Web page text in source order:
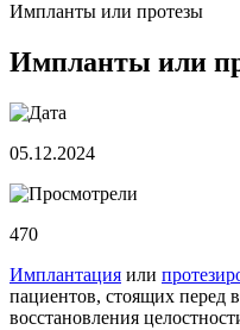
Импланты или протезы
Импланты или
05.12.2024
470
Имплантация или
пациентов, стоящих перед
восстановления